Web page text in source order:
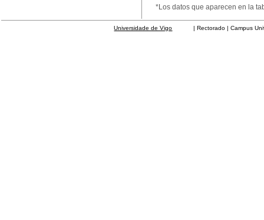
*Los datos que aparecen en la
Universidade de Vigo | Rectorado | Campus